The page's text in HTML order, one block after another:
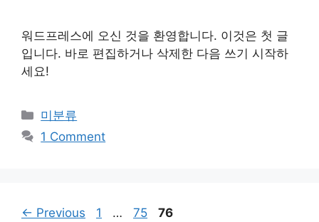
워드프레스에 오신 것을 환영합니다. 이것은 첫 글
입니다. 바로 편집하거나 삭제한 다음 쓰기 시작하
세요!
Categories
미분류
1 Comment
← Previous Page
1 … Page
75 Page
76